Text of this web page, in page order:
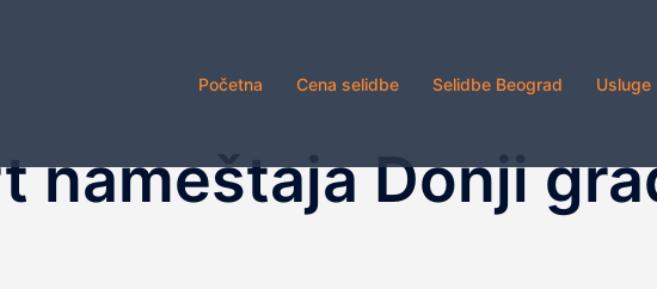
Početna Cena selidbe Selidbe Beograd Usluge
nameštaja Donji